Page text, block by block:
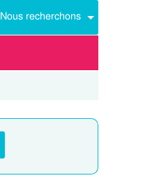
Nous recherchons